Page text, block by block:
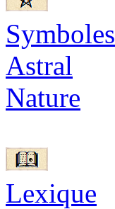
Symboles
Astral
Nature
Lexique